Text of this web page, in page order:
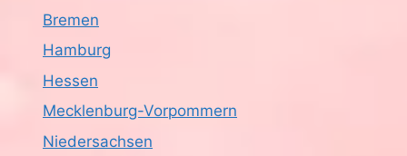
Bremen
Hamburg
Hessen
Mecklenburg-Vorpommern
Niedersachsen